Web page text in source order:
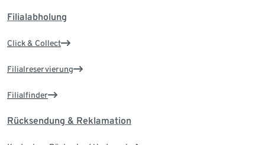
Filialabholung
Click & Collect
Filialreservierung
Filialfinder
Rücksendung & Reklamation